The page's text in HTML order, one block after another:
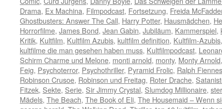
Drama, Ex Machina, Filmpodcast, Fortsetzung, Freida
Ghostbusters: Answer The Call, Harry Potter, Hausmädchen,
Horrorfilme, James Bond, Jean Gabin, Jubiläum, Kammerspiel,
Kritik, Kultfilm, Kultfilm Azubis, kultfilm definition, Kultfilm-Azubis
kultfilme die man gesehen haben muss, Kultfilmpodcast,
Schirm Charme und Melone, monti arnold, monty, Monty Arnold
Feig, Psychoterror, Psychothriller, Pyramid Frolic, Ralph Fiennes
Robinson Crusoe, Robinson und Freitag, Roter Drache,
Fitzek, Sekte, Serie, Sir Jimmy Crystal, Slumdog Millionaire,
Mädels, The Beach, The Book of Eli, The Housemaid – Wenn